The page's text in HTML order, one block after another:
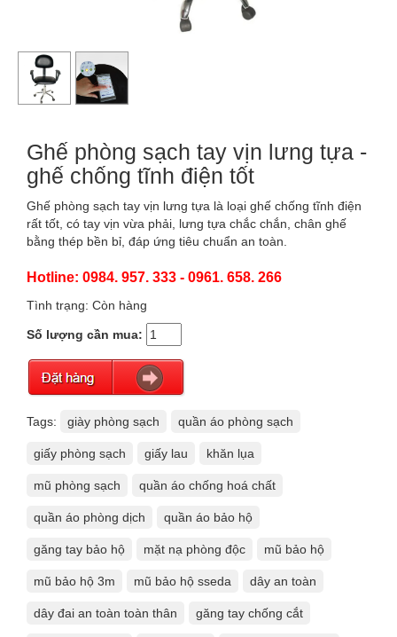
Ghế phòng sạch tay vịn lưng tựa -
ghế chống tĩnh điện tốt
Ghế phòng sạch tay vịn lưng tựa là loại ghế chống tĩnh điện
rất tốt, có tay vịn vừa phải, lưng tựa chắc chắn, chân ghế
bằng thép bền bỉ, đáp ứng tiêu chuẩn an toàn.
Hotline: 0984. 957. 333 - 0961. 658. 266
Tình trạng: Còn hàng
Số lượng cần mua:
Tags: giày phòng sạch quần áo phòng sạch
giấy phòng sạch giấy lau khăn lụa
mũ phòng sạch quần áo chống hoá chất
quần áo phòng dịch quần áo bảo hộ
găng tay bảo hộ mặt nạ phòng độc mũ bảo hộ
mũ bảo hộ 3m mũ bảo hộ sseda dây an toàn
dây đai an toàn toàn thân găng tay chống cắt